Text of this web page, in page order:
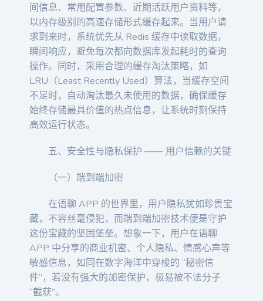
间信息、常用配置参数、近期活跃用户资料等，
以内存级别的高速存储形式缓存起来。当用户请
求到来时，系统优先从 Redis 缓存中读取数据，
瞬间响应，避免每次都向数据库发起耗时的查询
操作。同时，采用合理的缓存淘汰策略，如
LRU（Least Recently Used）算法，当缓存空间
不足时，自动淘汰最久未使用的数据，确保缓存
始终存储最具价值的热点信息，让系统时刻保持
高效运行状态。
五、安全性与隐私保护 —— 用户信赖的关键
（一）端到端加密
在语聊 APP 的世界里，用户隐私犹如珍贵宝
藏，不容丝毫侵犯，而端到端加密技术便是守护
这份宝藏的坚固堡垒。想象一下，用户在语聊
APP 中分享的商业机密、个人隐私、情感心声等
敏感信息，如同在数字海洋中穿梭的 “秘密信
件”，若没有强大的加密保护，极易被不法分子
“截获”。